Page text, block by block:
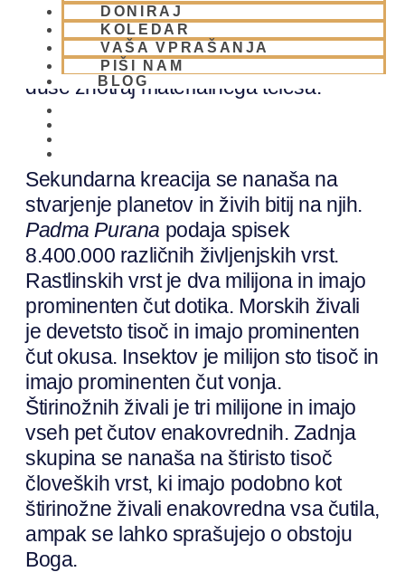
DONIRAJ
KOLEDAR
VAŠA VPRAŠANJA
PIŠI NAM
BLOG
pridobivanje znanja. Sedaj smo našteli
28 elementov, katerih medsebojna
interakcija ustvari pogoje za delovanje
duše znotraj materialnega telesa.
Sekundarna kreacija se nanaša na
stvarjenje planetov in živih bitij na njih.
Padma Purana podaja spisek
8.400.000 različnih življenjskih vrst.
Rastlinskih vrst je dva milijona in imajo
prominenten čut dotika. Morskih živali
je devetsto tisoč in imajo prominenten
čut okusa. Insektov je milijon sto tisoč in
imajo prominenten čut vonja.
Štirinožnih živali je tri milijone in imajo
vseh pet čutov enakovrednih. Zadnja
skupina se nanaša na štiristo tisoč
človeških vrst, ki imajo podobno kot
štirinožne živali enakovredna vsa čutila,
ampak se lahko sprašujejo o obstoju
Boga.